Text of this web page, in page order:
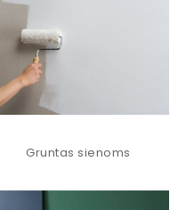
Gruntas sienoms